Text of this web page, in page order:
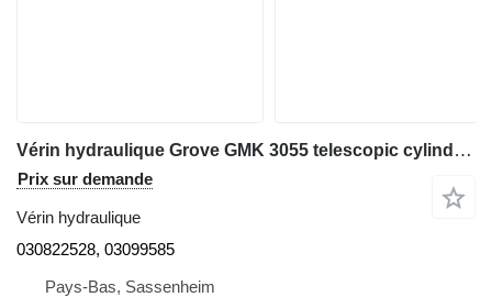
Vérin hydraulique Grove GMK 3055 telescopic cylinder 030822528 pour grue mobile
Prix sur demande
Vérin hydraulique
030822528, 03099585
Pays-Bas, Sassenheim